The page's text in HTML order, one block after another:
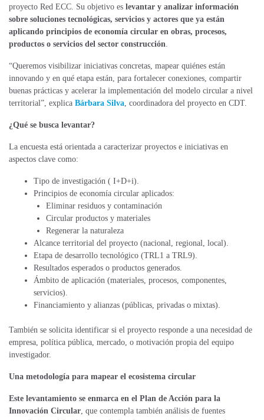
proyecto Red ECC. Su objetivo es levantar y analizar información
sobre soluciones tecnológicas, servicios y actores que ya están
aplicando principios de economía circular en obras, procesos,
productos o servicios del sector construcción.
“Queremos visibilizar iniciativas concretas, mapear quiénes están
innovando y en qué etapa están, para fortalecer conexiones, compartir
buenas prácticas y acelerar la implementación del modelo circular a nivel
territorial”, explica Bárbara Silva, coordinadora del proyecto en CDT.
¿Qué se busca levantar?
La encuesta está orientada a caracterizar proyectos e iniciativas en
aspectos clave como:
Tipo de investigación ( I+D+i).
Principios de economía circular aplicados:
Eliminar residuos y contaminación
Circular productos y materiales
Regenerar la naturaleza
Alcance territorial del proyecto (nacional, regional, local).
Etapa de desarrollo tecnológico (TRL1 a TRL9).
Resultados esperados o productos generados.
Ámbito de aplicación (materiales, procesos, componentes,
servicios).
Financiamiento y alianzas (públicas, privadas o mixtas).
También se solicita identificar si el proyecto responde a una necesidad de
empresa, política pública, mercado, o motivación propia del equipo
investigador.
Una metodología para mapear el ecosistema circular
Este levantamiento se enmarca en el Plan de Acción para la
Innovación Circular, que contempla también análisis de fuentes